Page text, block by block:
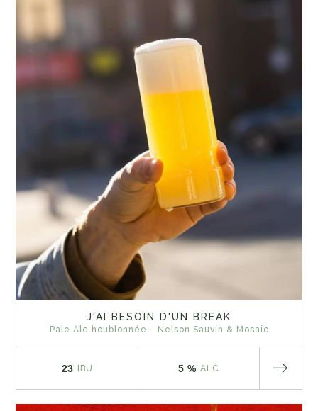
J'AI BESOIN D'UN BREAK
Pale Ale houblonnée - Nelson Sauvin & Mosaic
23 IBU 5 % ALC